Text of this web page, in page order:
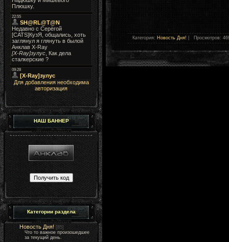
Для добавления необходима
авторизация
НАШ БАННЕР
Категории раздела
Новость Дня! [85]
Что то важное произошедшее
за текущий день.
Категория: Новость Дня! | Просмотров: